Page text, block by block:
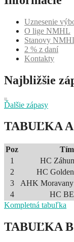
Uznesenie
O lige NMHL
Stanovy
2 % z daní
Kontakty
Najbližšie
Ďalšie zápasy
TABUĽKA A
Poz Tím
1
HC
2
HC
3
AHK
4
HC
Kompletná tabuľka
TABUĽKA B